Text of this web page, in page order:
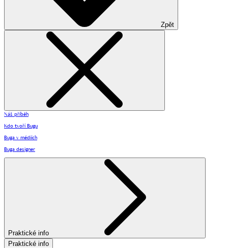
Zpět
Náš příběh
Kdo tvoří Bugu
Buga v médiích
Buga designer
Praktické info
Praktické info